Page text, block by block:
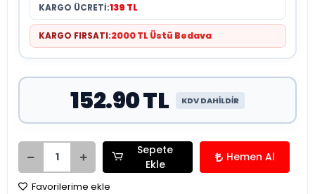
KARGO ÜCRETİ:139 TL
KARGO FIRSATI:2000 TL Üstü Bedava
152.90 TL KDV DAHİLDİR
Sepete
Ekle
Hemen Al
Favorilerime ekle